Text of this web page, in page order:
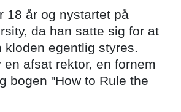
18 år og nystartet på
da han satte sig for at
kloden egentlig styres.
en afsat rektor, en fornem
bogen "How to Rule the